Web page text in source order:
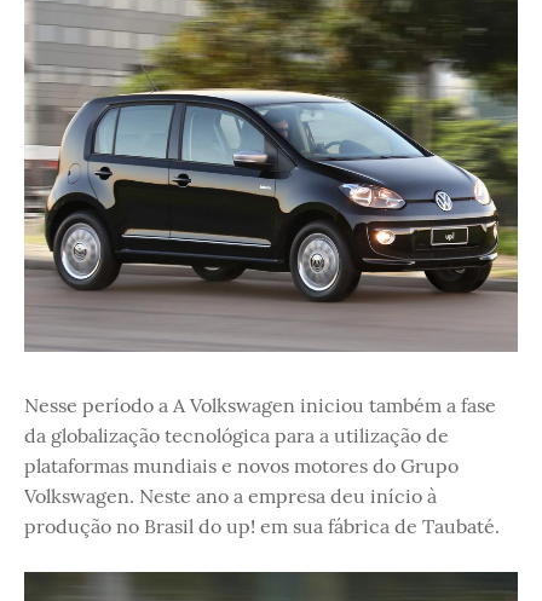
Nesse período a A Volkswagen iniciou também a fase
da globalização tecnológica para a utilização de
plataformas mundiais e novos motores do Grupo
Volkswagen. Neste ano a empresa deu início à
produção no Brasil do up! em sua fábrica de Taubaté.